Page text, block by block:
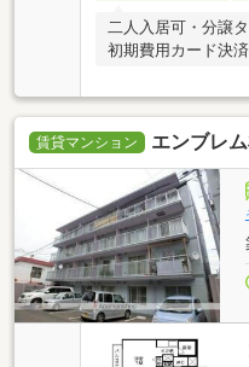
二人入居可・分譲
初期費用カード決
賃貸マンション エンブレ